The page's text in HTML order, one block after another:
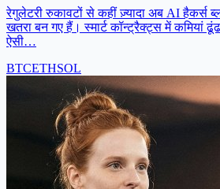
रेगुलेटरी रुकावटों से कहीं ज़्यादा अब AI हैकर्स
खतरा बन गए हैं। स्मार्ट कॉन्ट्रैक्ट्स में कमियां
ऐसी…
BTCETHSOL